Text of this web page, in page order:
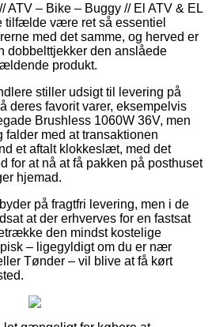
ATV – Bike – Buggy // El ATV & EL
tilfælde være ret så essentiel
med det samme, og herved er
dobbelttjekker den anslåede
produkt.
stiller udsigt til levering på
deres favorit varer, eksempelvis
Brushless 1060W 36V, men
med at transaktionen
et aftalt klokkeslæt, med det
for at nå at få pakken på posthuset
hjemad.
på fragtfri levering, men i de
at der erhverves for en fastsat
den mindst kostelige
– ligegyldigt om du er nær
Tønder – vil blive at få kørt